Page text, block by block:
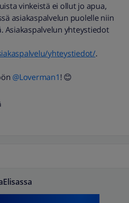
vinkeistä ei ollut jo apua,
asiakaspalvelun puolelle niin
Asiakaspalvelun yhteystiedot
yhteystiedot/.
@Loverman1! 😊